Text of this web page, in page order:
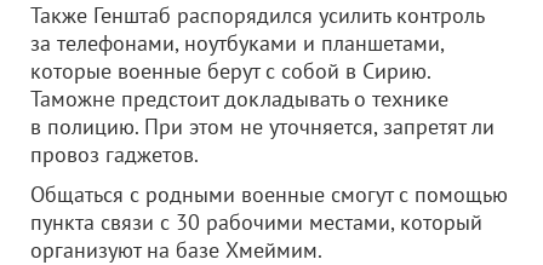
Также Генштаб распорядился усилить контроль
за телефонами, ноутбуками и планшетами,
которые военные берут с собой в Сирию.
Таможне предстоит докладывать о технике
в полицию. При этом не уточняется, запретят ли
провоз гаджетов.
Общаться с родными военные смогут с помощью
пункта связи с 30 рабочими местами, который
организуют на базе Хмеймим.